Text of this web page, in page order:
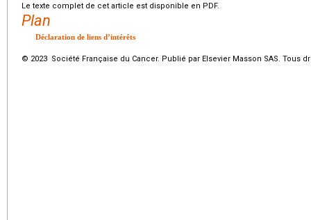
Le texte complet de cet article est disponible en PDF.
Plan
Déclaration de liens d’intérêts
© 2023 Société Française du Cancer. Publié par Elsevier Masson SAS. Tous